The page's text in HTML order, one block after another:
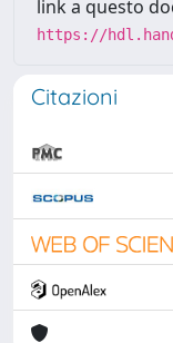
link a questo
https://
Citazioni